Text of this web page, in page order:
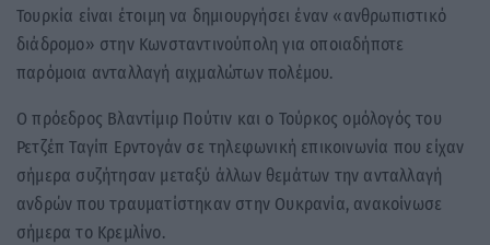
Τουρκία είναι έτοιμη να δημιουργήσει έναν «ανθρωπιστικό
διάδρομο» στην Κωνσταντινούπολη για οποιαδήποτε
παρόμοια ανταλλαγή αιχμαλώτων πολέμου.
Ο πρόεδρος Βλαντίμιρ Πούτιν και ο Τούρκος ομόλογός του
Ρετζέπ Ταγίπ Ερντογάν σε τηλεφωνική επικοινωνία που είχαν
σήμερα συζήτησαν μεταξύ άλλων θεμάτων την ανταλλαγή
ανδρών που τραυματίστηκαν στην Ουκρανία, ανακοίνωσε
σήμερα το Κρεμλίνο.